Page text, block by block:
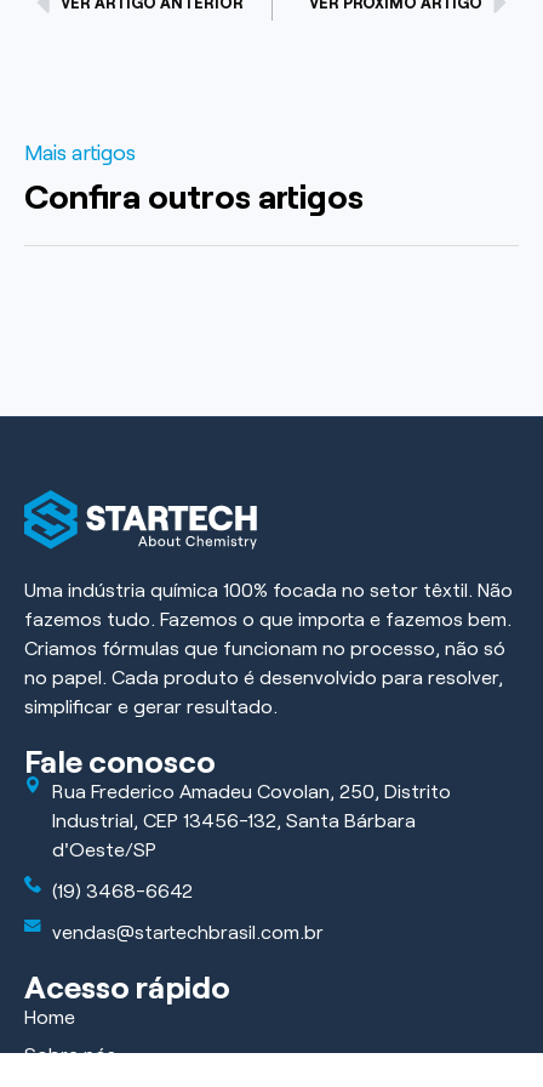
Mais artigos
Confira outros artigos
Uma indústria química 100% focada no setor têxtil. Não
fazemos tudo. Fazemos o que importa e fazemos bem.
Criamos fórmulas que funcionam no processo, não só
no papel. Cada produto é desenvolvido para resolver,
simplificar e gerar resultado.
Fale conosco
Rua Frederico Amadeu Covolan, 250, Distrito
Industrial, CEP 13456-132, Santa Bárbara
d'Oeste/SP
(19) 3468-6642
vendas@startechbrasil.com.br
Acesso rápido
Home
Sobre nós